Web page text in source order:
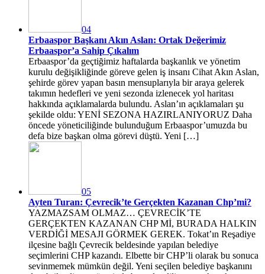
04
Erbaaspor Başkanı Akın Aslan: Ortak Değerimiz
Erbaaspor’a Sahip Çıkalım
Erbaaspor’da geçtiğimiz haftalarda başkanlık ve yönetim
kurulu değişikliğinde göreve gelen iş insanı Cihat Akın Aslan,
şehirde görev yapan basın mensuplarıyla bir araya gelerek
takımın hedefleri ve yeni sezonda izlenecek yol haritası
hakkında açıklamalarda bulundu. Aslan’ın açıklamaları şu
şekilde oldu: YENİ SEZONA HAZIRLANIYORUZ Daha
öncede yöneticiliğinde bulunduğum Erbaaspor’umuzda bu
defa bize başkan olma görevi düştü. Yeni […]
05
Ayten Turan: Çevrecik’te Gerçekten Kazanan Chp’mi?
YAZMAZSAM OLMAZ… ÇEVRECİK’TE
GERÇEKTEN KAZANAN CHP Mİ, BURADA HALKIN
VERDİĞİ MESAJI GÖRMEK GEREK. Tokat’ın Reşadiye
ilçesine bağlı Çevrecik beldesinde yapılan belediye
seçimlerini CHP kazandı. Elbette bir CHP’li olarak bu sonuca
sevinmemek mümkün değil. Yeni seçilen belediye başkanını